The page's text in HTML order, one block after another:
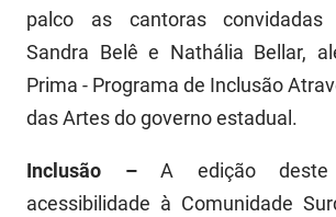
palco as cantoras convidadas
Sandra Belê e Nathália Bellar,
Prima - Programa de Inclusão
das Artes do governo estadual.
Inclusão – A edição
acessibilidade à Comunidade